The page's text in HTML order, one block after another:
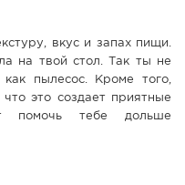
вкус и запах пищи.
на твой стол. Так ты не
пылесос. Кроме того,
это создает приятные
помочь тебе дольше